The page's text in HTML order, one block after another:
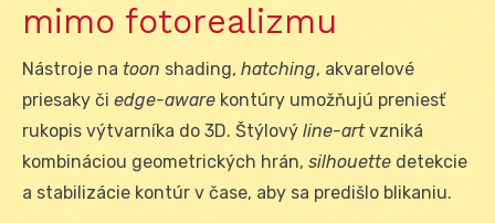
mimo fotorealizmu
Nástroje na toon shading, hatching, akvarelové
priesaky či edge-aware kontúry umožňujú preniesť
rukopis výtvarníka do 3D. Štýlový line-artvzniká
kombináciou geometrických hrán, silhouette detekcie
a stabilizácie kontúr v čase, aby sa predišlo blikaniu.